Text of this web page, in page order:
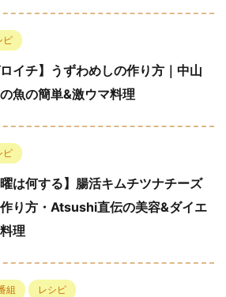
ピ
ロイチ】うずわめしの作り方｜中山
魚の簡単&激ウマ料理
ピ
曜は何する】腸活キムチツナチーズ
り方・Atsushi直伝の美容&ダイエ
理
組 レシピ